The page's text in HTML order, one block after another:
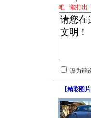
唯一能打出
设为辩
【精彩图